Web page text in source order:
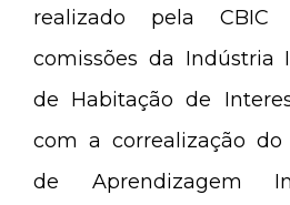
realizado pela
comissões da Indústria
de Habitação de
com a correalização do
de Aprendizagem